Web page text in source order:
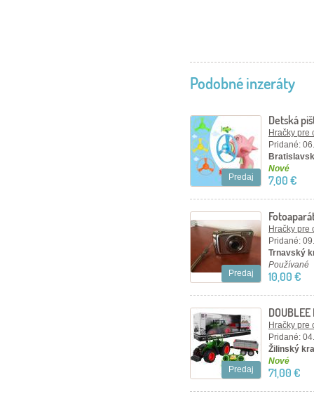
Podobné inzeráty
Predaj
Detská
Hračky pre
Pridané:
Nové
7,00 €
Predaj
Hračky pre
Pridané:
Trnavský
Používané
10,00 €
Predaj
Hračky pre
Pridané:
Žilinský
Nové
71,00 €